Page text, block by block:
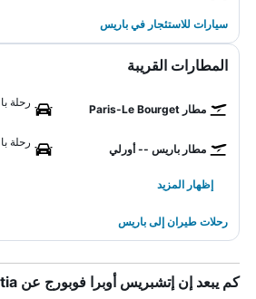
سيارات للاستئجار في باريس
المطارات القريبة
مطار Paris-Le Bourget
رحلة
مطار باريس -- أورلي
رحلة
إظهار المزيد
رحلات طيران إلى باريس
كم يبعد إن إتشبريس أوبرا فوبورج عن Lutetia؟